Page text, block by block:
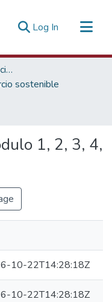
Log In (current)
Promoción de las Exportaciones
sostenible
1, 2, 3, 4,
10-22T14:28:18Z
10-22T14:28:18Z